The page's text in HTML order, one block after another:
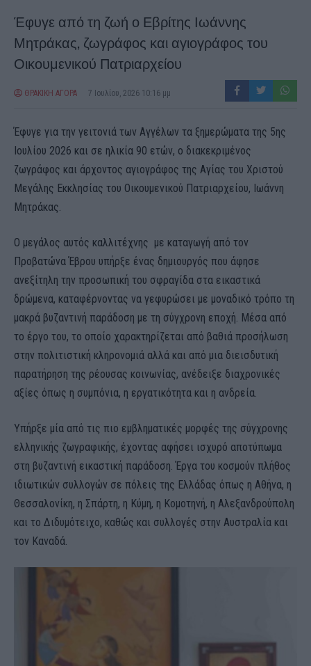
Έφυγε από τη ζωή ο Εβρίτης Ιωάννης
Μητράκας, ζωγράφος και αγιογράφος του
Οικουμενικού Πατριαρχείου
ΘΡΑΚΙΚΗ ΑΓΟΡΑ 7 Ιουλίου, 2026 10:16 μμ
Έφυγε για την γειτονιά των Αγγέλων τα ξημερώματα της 5ης
Ιουλίου 2026 και σε ηλικία 90 ετών, ο διακεκριμένος
ζωγράφος και άρχοντος αγιογράφος της Αγίας του Χριστού
Μεγάλης Εκκλησίας του Οικουμενικού Πατριαρχείου, Ιωάννη
Μητράκας.
Ο μεγάλος αυτός καλλιτέχνης με καταγωγή από τον
Προβατώνα Έβρου υπήρξε ένας δημιουργός που άφησε
ανεξίτηλη την προσωπική του σφραγίδα στα εικαστικά
δρώμενα, καταφέρνοντας να γεφυρώσει με μοναδικό τρόπο τη
μακρά βυζαντινή παράδοση με τη σύγχρονη εποχή. Μέσα από
το έργο του, το οποίο χαρακτηρίζεται από βαθιά προσήλωση
στην πολιτιστική κληρονομιά αλλά και από μια διεισδυτική
παρατήρηση της ρέουσας κοινωνίας, ανέδειξε διαχρονικές
αξίες όπως η συμπόνια, η εργατικότητα και η ανδρεία.
Υπήρξε μία από τις πιο εμβληματικές μορφές της σύγχρονης
ελληνικής ζωγραφικής, έχοντας αφήσει ισχυρό αποτύπωμα
στη βυζαντινή εικαστική παράδοση. Έργα του κοσμούν πλήθος
ιδιωτικών συλλογών σε πόλεις της Ελλάδας όπως η Αθήνα, η
Θεσσαλονίκη, η Σπάρτη, η Κύμη, η Κομοτηνή, η Αλεξανδρούπολη
και το Διδυμότειχο, καθώς και συλλογές στην Αυστραλία και
τον Καναδά.